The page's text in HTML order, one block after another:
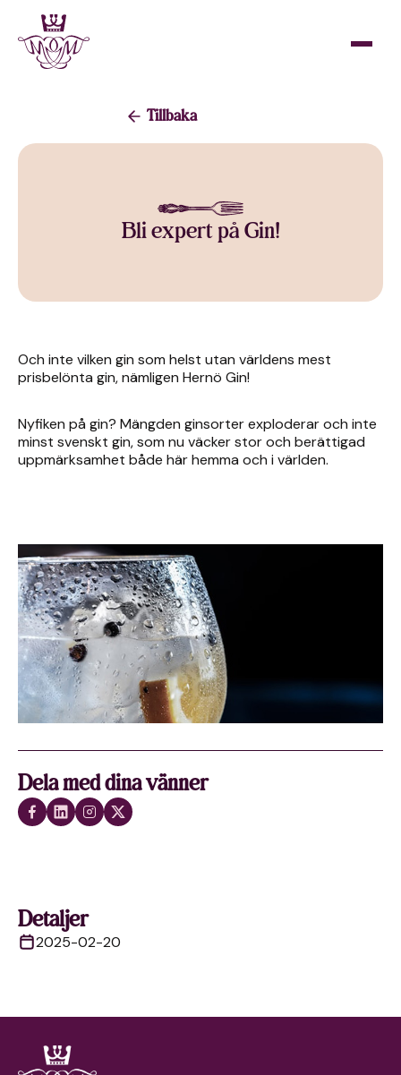
Tillbaka
Bli expert på Gin!
Och inte vilken gin som helst utan världens mest
prisbelönta gin, nämligen Hernö Gin!
Nyfiken på gin? Mängden ginsorter exploderar och inte
minst svenskt gin, som nu väcker stor och berättigad
uppmärksamhet både här hemma och i världen.
Dela med dina vänner
Detaljer
2025-02-20